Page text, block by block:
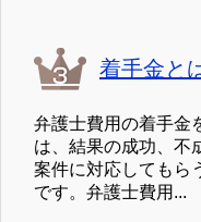
着手金と
弁護士費用の着手金
は、結果の成功、不
案件に対応してもら
です。弁護士費用...